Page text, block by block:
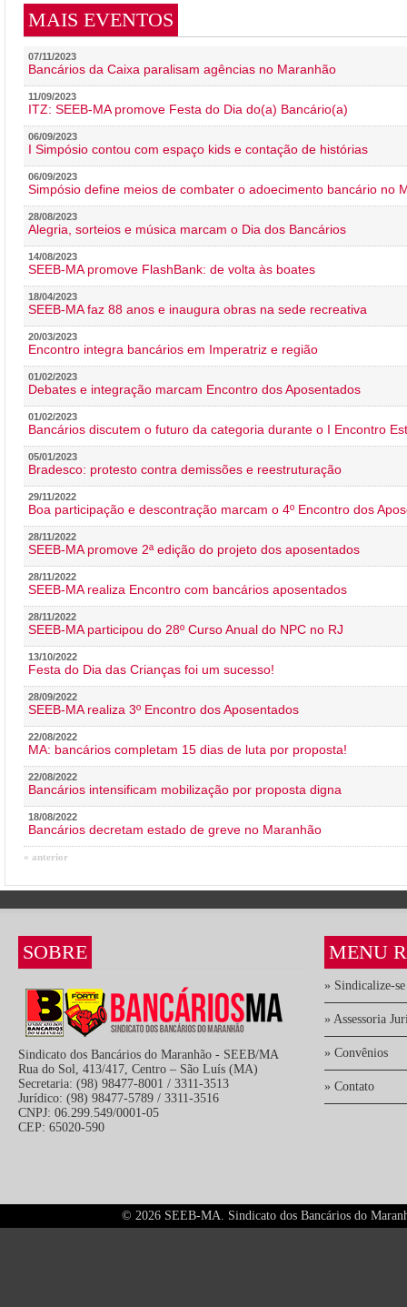
MAIS EVENTOS
07/11/2023
Bancários da Caixa paralisam agências no Maranhão
11/09/2023
ITZ: SEEB-MA promove Festa do Dia do(a) Bancário(a)
06/09/2023
I Simpósio contou com espaço kids e contação de histórias
06/09/2023
Simpósio define meios de combater o adoecimento bancário no
28/08/2023
Alegria, sorteios e música marcam o Dia dos Bancários
14/08/2023
SEEB-MA promove FlashBank: de volta às boates
18/04/2023
SEEB-MA faz 88 anos e inaugura obras na sede recreativa
20/03/2023
Encontro integra bancários em Imperatriz e região
01/02/2023
Debates e integração marcam Encontro dos Aposentados
01/02/2023
Bancários discutem o futuro da categoria durante o I Encontro
05/01/2023
Bradesco: protesto contra demissões e reestruturação
29/11/2022
Boa participação e descontração marcam o 4º Encontro dos
28/11/2022
SEEB-MA promove 2ª edição do projeto dos aposentados
28/11/2022
SEEB-MA realiza Encontro com bancários aposentados
28/11/2022
SEEB-MA participou do 28º Curso Anual do NPC no RJ
13/10/2022
Festa do Dia das Crianças foi um sucesso!
28/09/2022
SEEB-MA realiza 3º Encontro dos Aposentados
22/08/2022
MA: bancários completam 15 dias de luta por proposta!
22/08/2022
Bancários intensificam mobilização por proposta digna
18/08/2022
Bancários decretam estado de greve no Maranhão
« anterior
SOBRE
Sindicato dos Bancários do Maranhão - SEEB/MA
Rua do Sol, 413/417, Centro – São Luís (MA)
Secretaria: (98) 98477-8001 / 3311-3513
Jurídico: (98) 98477-5789 / 3311-3516
CNPJ: 06.299.549/0001-05
CEP: 65020-590
MENU
» Sindicalize-se
» Assessoria
» Convênios
» Contato
© 2026 SEEB-MA. Sindicato dos Bancários do